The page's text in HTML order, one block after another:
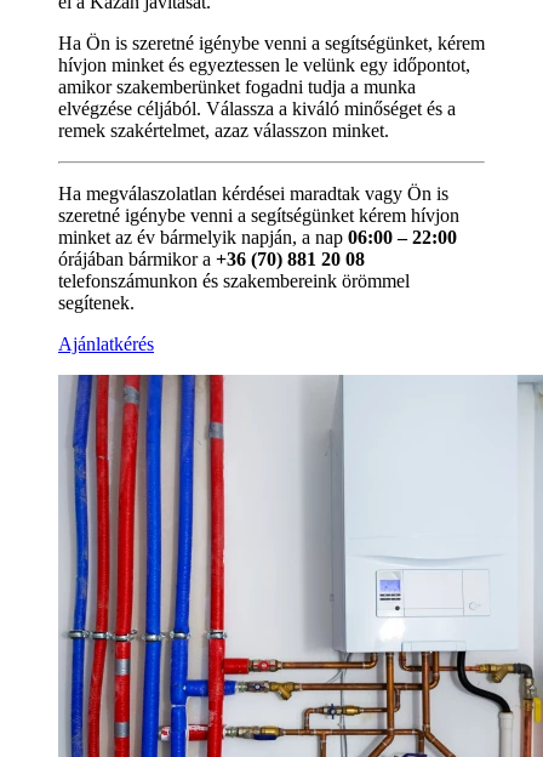
Ha Ön is szeretné igénybe venni a segítségünket, kérem
hívjon minket és egyeztessen le velünk egy időpontot,
amikor szakemberünket fogadni tudja a munka
elvégzése céljából. Válassza a kiváló minőséget és a
remek szakértelmet, azaz válasszon minket.
Ha megválaszolatlan kérdései maradtak vagy Ön is
szeretné igénybe venni a segítségünket kérem hívjon
minket az év bármelyik napján, a nap 06:00 – 22:00
órájában bármikor a +36 (70) 881 20 08
telefonszámunkon és szakembereink örömmel
segítenek.
Ajánlatkérés